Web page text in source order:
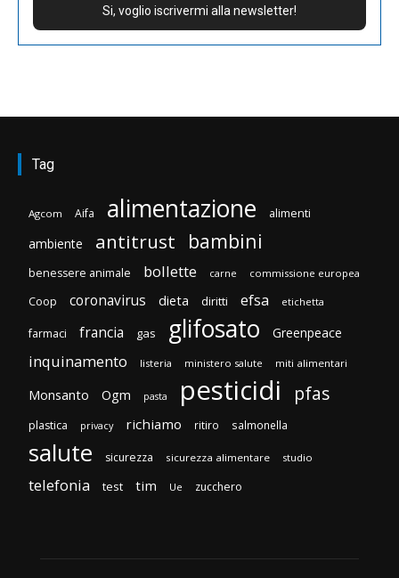
Tag
Agcom Aifa alimentazione alimenti
ambiente antitrust bambini
benessere animale bollette carne commissione europea
Coop coronavirus dieta diritti efsa etichetta
farmaci francia gas glifosato Greenpeace
inquinamento listeria ministero salute miti alimentari
Monsanto Ogm pasta pesticidi pfas
plastica privacy richiamo ritiro salmonella
salute sicurezza sicurezza alimentare studio
telefonia test tim Ue zucchero